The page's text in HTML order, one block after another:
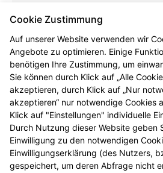
Ich habe die
Kenntnis genommen.
Formular jetzt absenden
Alle mit * gekennzeichneten
Pflichtangaben.
Cookie Zustimmung
Auf unserer Website verwenden wir
Angebote zu optimieren. Einige
benötigen Ihre Zustimmung, um
Sie können durch Klick auf „Alle
akzeptieren, durch Klick auf „Nur
akzeptieren“ nur notwendige Cookies
Klick auf "Einstellungen" individuelle
Durch Nutzung dieser Website geben
Einwilligung zu den notwendigen
Einwilligungserklärung (des Nutzers,
gespeichert, um deren Abfrage nicht